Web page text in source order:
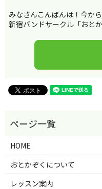
みなさんこんばんは！今か
新宿バンドサークル「おと
HOME
おとかぞくについて
レッスン案内